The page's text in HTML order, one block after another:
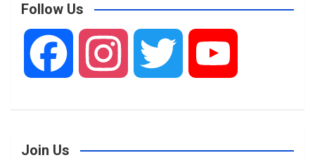
Follow Us
s i u
Join Us